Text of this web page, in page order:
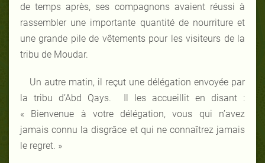
de temps après, ses compagnons avaient réussi à
rassembler une importante quantité de nourriture et
une grande pile de vêtements pour les visiteurs de la
tribu de Moudar.
Un autre matin, il reçut une délégation envoyée par
la tribu d’Abd Qays. Il les accueillit en disant :
« Bienvenue à votre délégation, vous qui n’avez
jamais connu la disgrâce et qui ne connaîtrez jamais
le regret. »